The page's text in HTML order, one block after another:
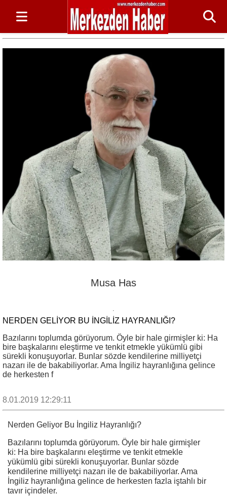
Musa Has
NERDEN GELIYOR BU İNGILIZ HAYRANLIĞI?
Bazılarını toplumda görüyorum. Öyle bir hale girmişler ki: Ha
bire başkalarını eleştirme ve tenkit etmekle yükümlü gibi
sürekli konuşuyorlar. Bunlar sözde kendilerine milliyetçi
nazarı ile de bakabiliyorlar. Ama İngiliz hayranlığına gelince
de herkesten f
8.01.2019 12:29:11
Nerden Geliyor Bu İngiliz Hayranlığı?
Bazılarını toplumda görüyorum. Öyle bir hale girmişler
ki: Ha bire başkalarını eleştirme ve tenkit etmekle
yükümlü gibi sürekli konuşuyorlar. Bunlar sözde
kendilerine milliyetçi nazarı ile de bakabiliyorlar. Ama
İngiliz hayranlığına gelince de herkesten fazla iştahlı bir
tavır içindeler.